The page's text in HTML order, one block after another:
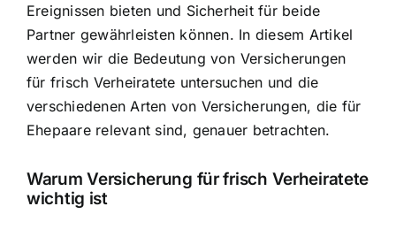
Ereignissen bieten und Sicherheit für beide
Partner gewährleisten können. In diesem Artikel
werden wir die Bedeutung von Versicherungen
für frisch Verheiratete untersuchen und die
verschiedenen Arten von Versicherungen, die für
Ehepaare relevant sind, genauer betrachten.
Warum Versicherung für frisch Verheiratete
wichtig ist